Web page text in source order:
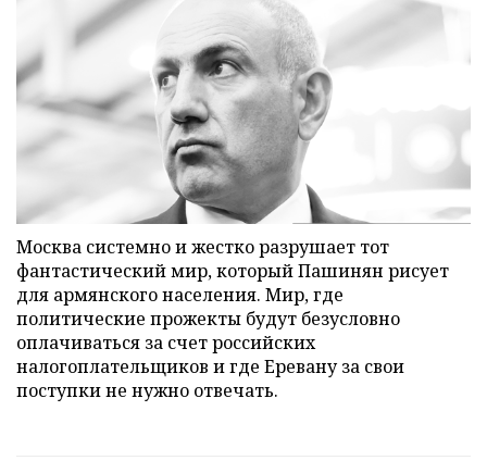
Москва системно и жестко разрушает тот
фантастический мир, который Пашинян рисует
для армянского населения. Мир, где
политические прожекты будут безусловно
оплачиваться за счет российских
налогоплательщиков и где Еревану за свои
поступки не нужно отвечать.